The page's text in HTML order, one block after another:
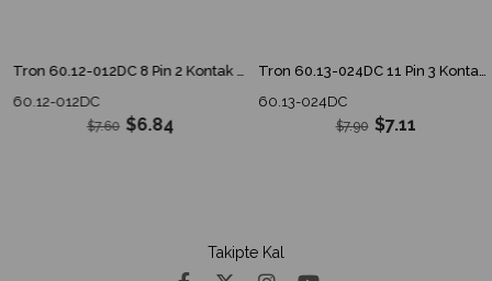
Tron 60.12-012DC 8 Pin 2 Kontak Röle
60.12-012DC
$6.84
$7.60
Tron 60.13-024DC 11 Pin 3 Kontak Röle
60.13-024DC
$7.11
$7.90
Takipte Kal